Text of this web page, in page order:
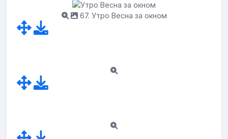
67. Утро Весна за окном